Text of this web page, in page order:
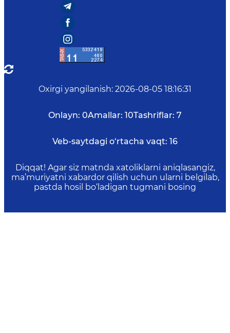
Oxirgi yangilanish: 2026-08-05 18:16:31
Onlayn: 0Amallar: 10Tashriflar: 7
Veb-saytdagi o‘rtacha vaqt: 16
Diqqat! Agar siz matnda xatoliklarni aniqlasangiz,
ma’muriyatni xabardor qilish uchun ularni belgilab,
pastda hosil bo‘ladigan tugmani bosing